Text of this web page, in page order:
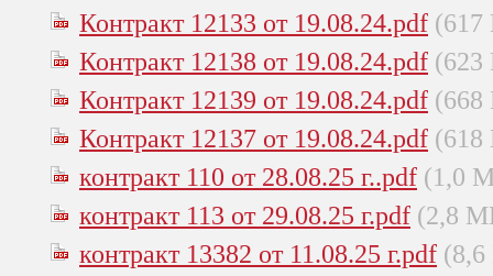
Контракт 12133 от 19.08.24.pdf (617
Контракт 12138 от 19.08.24.pdf (623
Контракт 12139 от 19.08.24.pdf (668
Контракт 12137 от 19.08.24.pdf (618
контракт 110 от 28.08.25 г..pdf (1,0
контракт 113 от 29.08.25 г.pdf (2,8
контракт 13382 от 11.08.25 г.pdf